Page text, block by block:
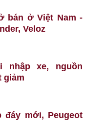
bán ở Việt Nam -
Veloz
nhập xe, nguồn
giảm
đáy mới, Peugeot